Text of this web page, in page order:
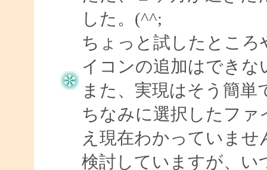
した。(^^;
ちょっと試したとこ
イコンの追加はできな
また、実現はそう簡単
ちなみに選択したフ
え現在わかっていませ
検討していますが、い